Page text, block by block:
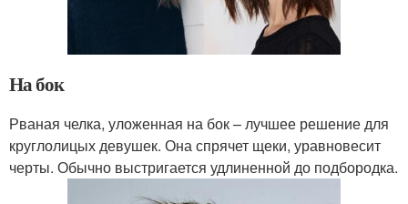
На бок
Рваная челка, уложенная на бок – лучшее решение для
круглолицых девушек. Она спрячет щеки, уравновесит
черты. Обычно выстригается удлиненной до подбородка.